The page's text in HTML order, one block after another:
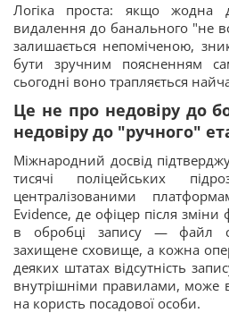
Логіка проста: якщо
видалення до банального "не
залишається непоміченою,
бути зручним поясненням
сьогодні воно трапляється
Це не про недовіру до
недовіру до "ручного"
Міжнародний досвід
тисячі поліцейських
централізованими
Evidence, де офіцер після зміни
в обробці запису — файл
захищене сховище, а кожна
деяких штатах відсутність
внутрішніми правилами, може
на користь посадової особи.